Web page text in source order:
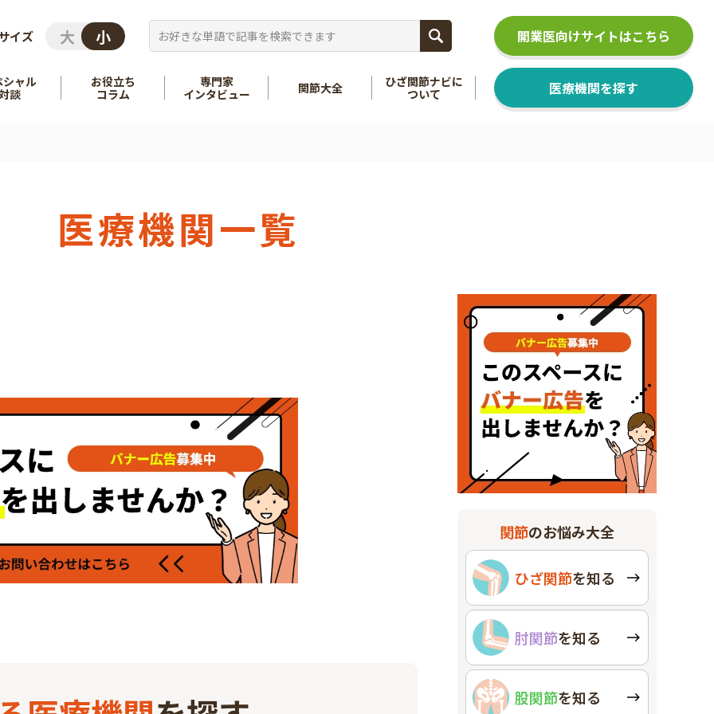
イズ
シャル
談
お役立ち
コラム
専門家
インタビュー
関節大全
ひざ関節ナビに
ついて
医療機関を探す
開業医向けサイトはこちら
医療機関一覧
関節のお悩み大全
ひざ関節を知る
肘関節を知る
股関節を知る